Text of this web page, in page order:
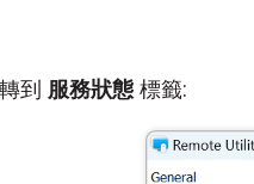
轉到 服務狀態標籤: